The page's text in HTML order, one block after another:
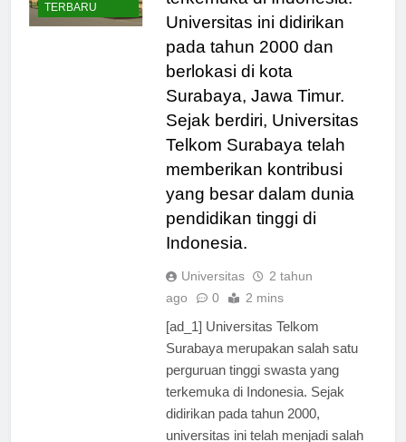
BERITA
TERBARU
terkemuka di Indonesia.
Universitas ini didirikan
pada tahun 2000 dan
berlokasi di kota
Surabaya, Jawa Timur.
Sejak berdiri, Universitas
Telkom Surabaya telah
memberikan kontribusi
yang besar dalam dunia
pendidikan tinggi di
Universitas
2 tahun
[ad_1] Universitas Telkom
Surabaya merupakan salah satu
perguruan tinggi swasta yang
terkemuka di Indonesia. Sejak
didirikan pada tahun 2000,